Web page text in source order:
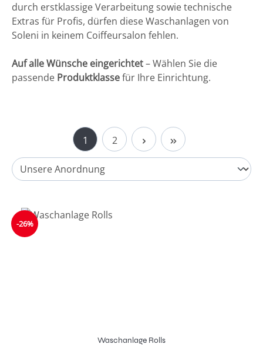
durch erstklassige Verarbeitung sowie technische
Extras für Profis, dürfen diese Waschanlagen von
Soleni in keinem Coiffeursalon fehlen.
Auf alle Wünsche eingerichtet– Wählen Sie die
passende Produktklassefür Ihre Einrichtung.
Seite
1 Seite
2
-26%
Waschanlage Rolls